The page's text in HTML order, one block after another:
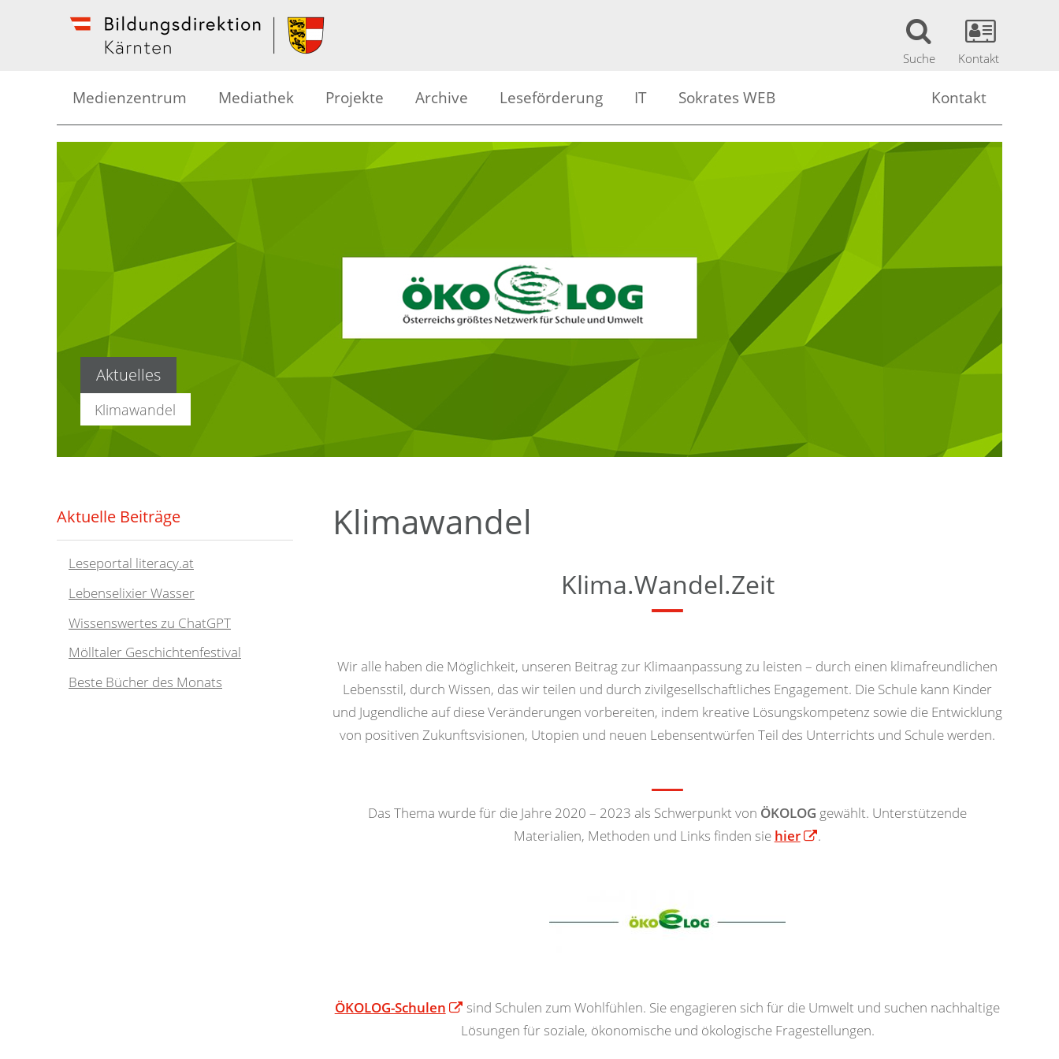
Suche Kontakt
Medienzentrum
Kreative Medienarbeit
Medienseminare
Mediathek
Geräteverleih
Mediathek Projekte
Medienwerkstatt
Bilder am Eis
Hören erleben
Kärnten
Bezirke
Wappen
Archive
Alle Beiträge
Archiv Videodokumentationen
Leseförderung IT
ISOWeb
Sokrates WEB
APS Lehrerinnen (Sok WEB)
APS Schülerinnen (Sok WEB)
BS Lehrerinnen (Sok WEB)
BS Schülerinnen (Sok WEB)
Meldungen Portal Austria
Kontakt
Kontakt
Mitarbeiter
Impressum
Datenschutzerklärung
Aktuelles
Klimawandel
Klimawandel
Klima.Wandel.Zeit
Wir alle haben die Möglichkeit, unseren Beitrag zur Klimaanpassung zu leisten – durch einen klimafreundlichen
Lebensstil, durch Wissen, das wir teilen und durch zivilgesellschaftliches Engagement. Die Schule kann Kinder
und Jugendliche auf diese Veränderungen vorbereiten, indem kreative Lösungskompetenz sowie die Entwicklung
von positiven Zukunftsvisionen, Utopien und neuen Lebensentwürfen Teil des Unterrichts und Schule werden.
Das Thema wurde für die Jahre 2020 – 2023 als Schwerpunkt von ÖKOLOG gewählt. Unterstützende
Materialien, Methoden und Links finden sie hier .
ÖKOLOG-Schulen
sind Schulen zum Wohlfühlen. Sie engagieren sich für die Umwelt und suchen nachhaltige
Lösungen für soziale, ökonomische und ökologische Fragestellungen.
Aktuelle Beiträge
Leseportal literacy.at
Lebenselixier Wasser
Wissenswertes zu ChatGPT
Mölltaler Geschichtenfestival
Beste Bücher des Monats